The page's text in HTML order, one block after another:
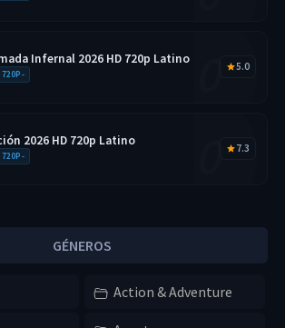
Infernal 2026 HD 720p Latino
-
5.0
2026 HD 720p Latino
-
7.3
GÉNEROS
Action & Adventure